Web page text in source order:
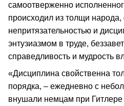
самоотверженно
происходил из толщи народа,
непритязательностью и
энтузиазмом в труде,
справедливость и мудрость
«Дисциплина свойственна
порядка, – ежедневно с
внушали немцам при Гитлере